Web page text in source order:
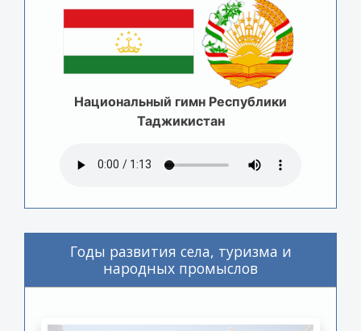
Национальный гимн Республики
Таджикистан
Годы развития села, туризма и
народных промыслов